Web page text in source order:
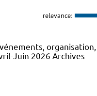
relevance:
organisation,
Juin 2026 Archives